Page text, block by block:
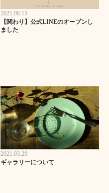
2021.08.15
【関わり】公式LINEのオープンし
ました
2021.03.29
ギャラリーについて